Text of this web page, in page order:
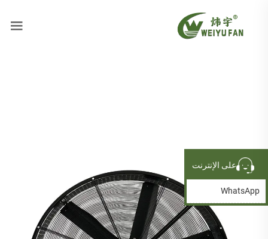
على الإنترنت
WhatsApp